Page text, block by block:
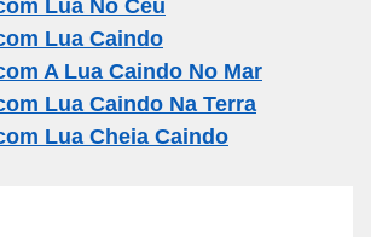
p
Lua No Ceu
Lua Caindo
A Lua Caindo No Mar
Lua Caindo Na Terra
Lua Cheia Caindo